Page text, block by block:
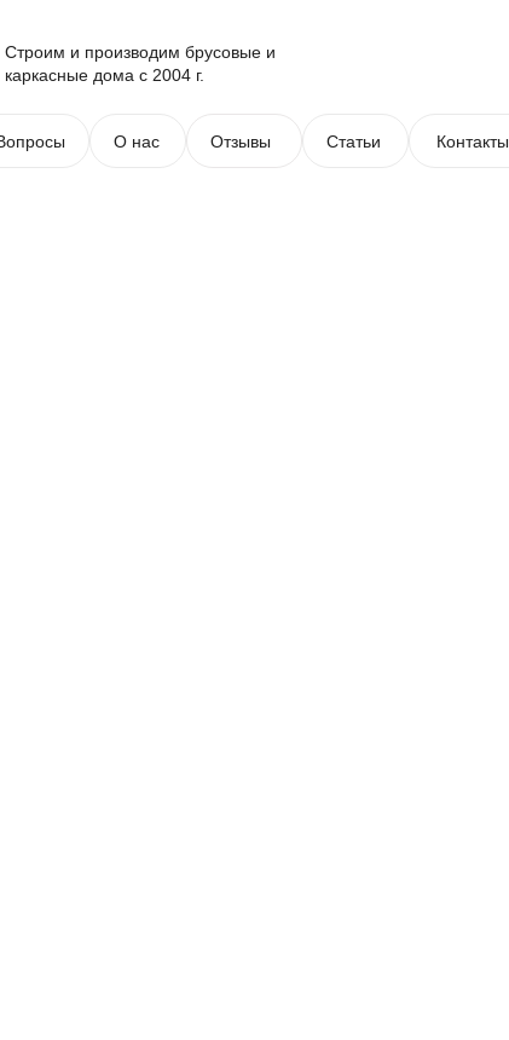
Строим и производим брусовые и
каркасные дома с 2004 г.
О нас Отзывы Статьи Контакты